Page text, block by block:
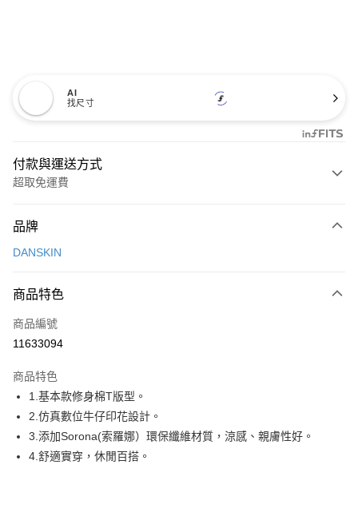
AI
找尺寸
付款與運送方式
超取免運費
信用卡一次付款
LINE Pay
Apple Pay
悠遊付
AFTEE先享後付
相關說明
【關於「AFTEE先享後付」】
AFTEE先享後付是「在收到商品之後才付款」的支付方式。 讓您購物簡單
ATM付款
品牌
DANSKIN
商品特色
商品編號
11633094
商品特色
1.基本款修身棉T版型。
2.仿真數位牛仔印花設計。
3.添加Sorona(索羅娜）環保纖維材質，涼感、親膚性好。
4.舒適實穿，休閒百搭。